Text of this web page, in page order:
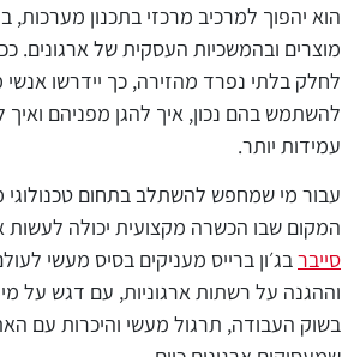
הוא יהפוך למרכיב מרכזי בתכנון מערכות,
לחלק בלתי נפרד מהזירה, כך יידרשו אנשי
להשתמש בהם נכון, איך להגן מפניהם ואיך
עמידות יותר.
עבור מי שמחפש להשתלב בתחום טכנולוגי
המקום שבו הכשרה מקצועית יכולה
סייברבג׳ון ברייס מעניקים בסיס מעשי
וההגנה על רשתות ארגוניות, עם דגש על
בשוק העבודה, תרגול מעשי והיכרות עם